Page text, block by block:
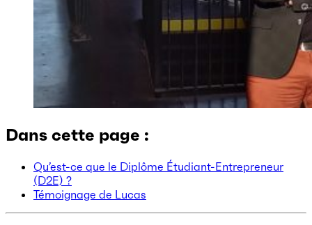
Dans cette page :
Qu’est-ce que le Diplôme Étudiant-Entrepreneur
(D2E) ?
Témoignage de Lucas